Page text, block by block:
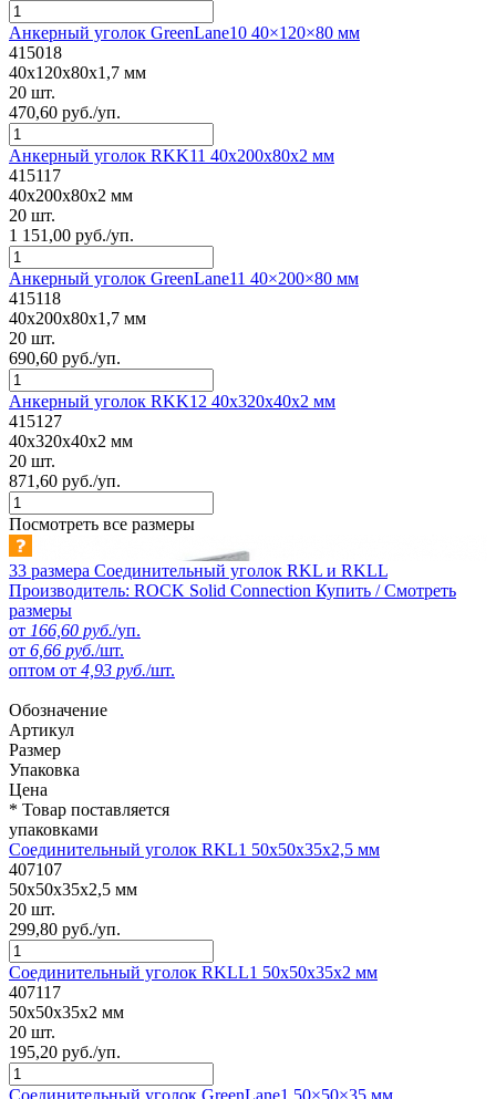
Анкерный уголок GreenLane10 40×120×80 мм
415018
40x120x80x1,7 мм
20 шт.
470,60 руб./уп.
Анкерный уголок RKK11 40x200x80x2 мм
415117
40x200x80x2 мм
20 шт.
1 151,00 руб./уп.
Анкерный уголок GreenLane11 40×200×80 мм
415118
40x200x80x1,7 мм
20 шт.
690,60 руб./уп.
Анкерный уголок RKK12 40x320x40x2 мм
415127
40x320x40x2 мм
20 шт.
871,60 руб./уп.
Посмотреть все размеры
33 размера Соединительный уголок RKL и RKLL
Производитель: ROCK Solid Connection Купить / Смотреть
размеры
от 166,60 руб./уп.
от 6,66 руб./шт.
оптом от 4,93 руб./шт.
Обозначение
Артикул
Размер
Упаковка
Цена
* Товар поставляется
упаковками
Соединительный уголок RKL1 50x50x35x2,5 мм
407107
50x50x35x2,5 мм
20 шт.
299,80 руб./уп.
Соединительный уголок RKLL1 50x50x35x2 мм
407117
50x50x35x2 мм
20 шт.
195,20 руб./уп.
Соединительный уголок GreenLane1 50×50×35 мм